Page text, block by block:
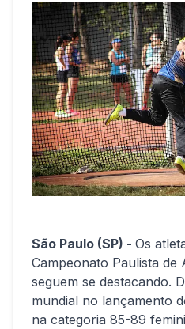
São Paulo (SP) - Os
Campeonato Paulista de
seguem se destacando.
mundial no lançamento
na categoria 85-89